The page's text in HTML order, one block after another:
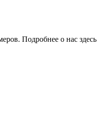
Подробнее о нас здесь